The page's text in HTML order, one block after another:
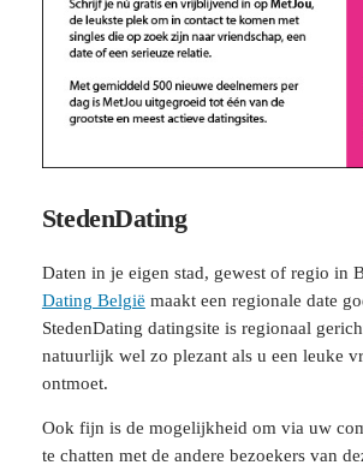
StedenDating
Daten in je eigen stad, gewest of regio in
Dating België maakt een regionale date
StedenDating datingsite is regionaal
natuurlijk wel zo plezant als u een leuke
ontmoet.
Ook fijn is de mogelijkheid om via uw
te chatten met de andere bezoekers van